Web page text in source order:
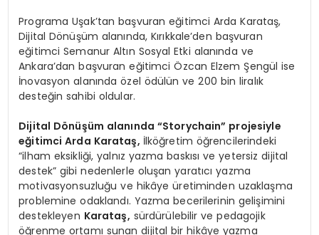
Programa Uşak’tan başvuran eğitimci Arda Karataş,
Dijital Dönüşüm alanında, Kırıkkale’den başvuran
eğitimci Semanur Altın Sosyal Etki alanında ve
Ankara’dan başvuran eğitimci Özcan Elzem Şengül ise
İnovasyon alanında özel ödülün ve 200 bin liralık
desteğin sahibi oldular.
Dijital Dönüşüm alanında “Storychain” projesiyle
eğitimci Arda Karataş, İlköğretim öğrencilerindeki
“ilham eksikliği, yalnız yazma baskısı ve yetersiz dijital
destek” gibi nedenlerle oluşan yaratıcı yazma
motivasyonsuzluğu ve hikâye üretiminden uzaklaşma
problemine odaklandı. Yazma becerilerinin gelişimini
destekleyen Karataş, sürdürülebilir ve pedagojik
öğrenme ortamı sunan dijital bir hikâye yazma